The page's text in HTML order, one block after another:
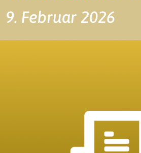
9. Februar 2026